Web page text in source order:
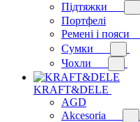
Підтяжки
Портфелі
Ремені і пояси
Сумки
Чохли
KRAFT&DELE
AGD
Akcesoria